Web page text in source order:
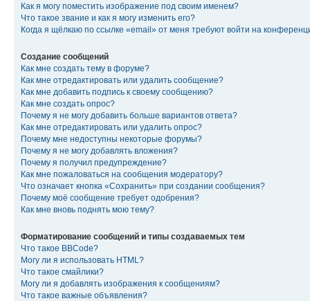
Как я могу поместить изображение под своим именем?
Что такое звание и как я могу изменить его?
Когда я щёлкаю по ссылке «email» от меня требуют войти на
Создание сообщений
Как мне создать тему в форуме?
Как мне отредактировать или удалить сообщение?
Как мне добавить подпись к своему сообщению?
Как мне создать опрос?
Почему я не могу добавить больше вариантов ответа?
Как мне отредактировать или удалить опрос?
Почему мне недоступны некоторые форумы?
Почему я не могу добавлять вложения?
Почему я получил предупреждение?
Как мне пожаловаться на сообщения модератору?
Что означает кнопка «Сохранить» при создании сообщения?
Почему моё сообщение требует одобрения?
Как мне вновь поднять мою тему?
Форматирование сообщений и типы создаваемых тем
Что такое BBCode?
Могу ли я использовать HTML?
Что такое смайлики?
Могу ли я добавлять изображения к сообщениям?
Что такое важные объявления?